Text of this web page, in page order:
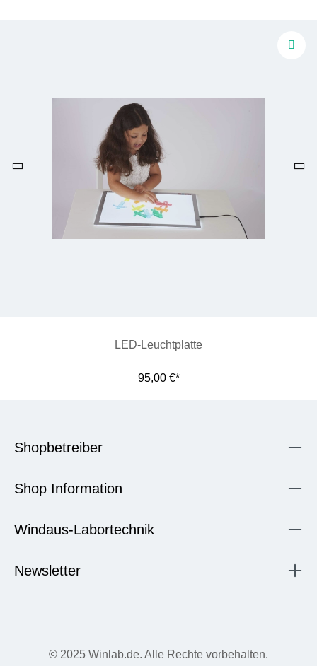
LED-Leuchtplatte
95,00 €*
Shopbetreiber
Shop Information
Windaus-Labortechnik
Newsletter
© 2025 Winlab.de. Alle Rechte vorbehalten.